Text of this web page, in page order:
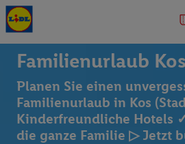
Familienurlaub
Planen Sie einen
Familienurlaub in Kos
Kinderfreundliche Hotels
die ganze Familie ▷ Jetzt